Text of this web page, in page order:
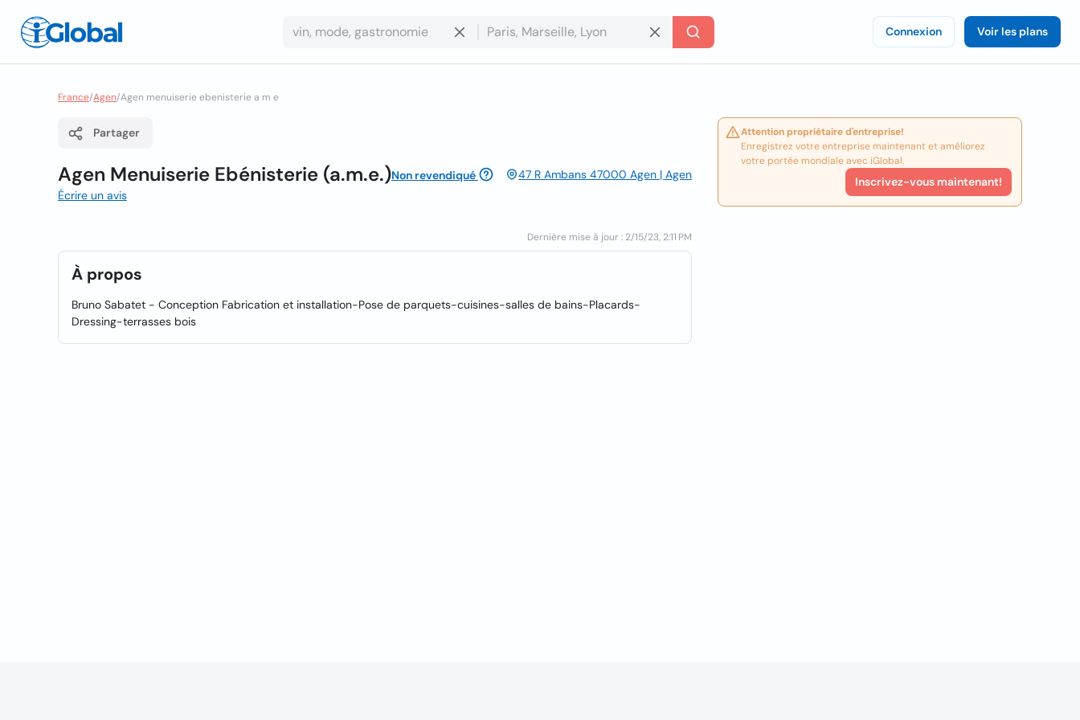
Connexion Voir les plans
France/Agen/Agen menuiserie ebenisterie a m e
Partager
Agen Menuiserie Ebénisterie (a.m.e.)Non revendiqué
47 R Ambans 47000 Agen | Agen
Écrire un avis
Dernière mise à jour : 2/15/23, 2:11 PM
À propos
Bruno Sabatet - Conception Fabrication et installation-Pose de parquets-cuisines-salles de bains-Placards-
Dressing-terrasses bois
Attention propriétaire d'entreprise!
Enregistrez votre entreprise maintenant et améliorez
votre portée mondiale avec iGlobal.
Inscrivez-vous maintenant!